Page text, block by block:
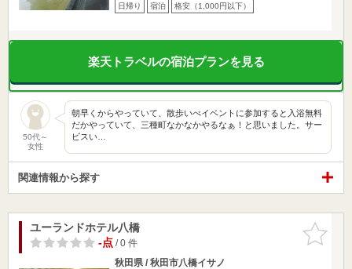
日帰り 宿泊 格安（1,000円以下）
楽天トラベルの宿泊プランを見る
50代～
女性
朝早くからやっていて、散歩いべイベントに参加すると入浴無料
だかやっていて、三種町なかなかやるなぁ！と思いました。サー
ビスい…
関連情報から探す
お気に入
りに追加
ユーランドホテル八橋
-点/ 0 件
秋田県 / 秋田市八橋イサノ